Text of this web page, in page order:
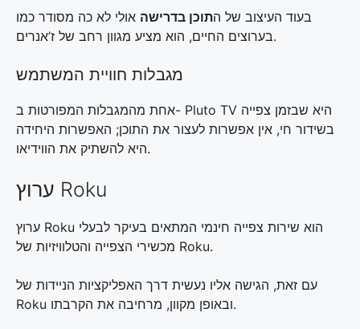
בעוד העיצוב של התוכן בדרישה אולי לא כה מסודר כמו
בערוצים החיים, הוא מציע מגוון רחב של ז’אנרים.
מגבלות חוויית המשתמש
אחת מהמגבלות המפורטות ב- Pluto TV היא שבזמן צפייה
בשידור חי, אין אפשרות לעצור את התוכן; האפשרות היחידה
היא להשתיק את הווידיאו.
ערוץ Roku
ערוץ Roku הוא שירות צפייה חינמי המתאים בעיקר לבעלי
מכשירי הצפייה והטלוויזיות של Roku.
עם זאת, הגישה אליו נעשית דרך האפליקציות הניידות של
Roku ובאופן מקוון, מרחיבה את הקרבתו.